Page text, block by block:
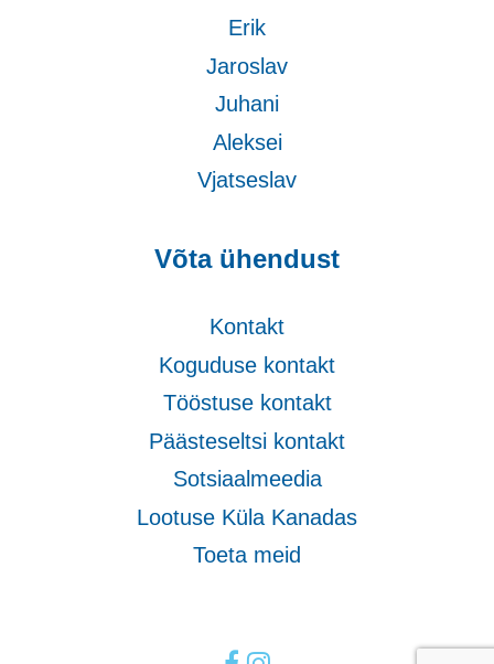
Erik
Jaroslav
Juhani
Aleksei
Vjatseslav
Võta ühendust
Kontakt
Koguduse kontakt
Tööstuse kontakt
Päästeseltsi kontakt
Sotsiaalmeedia
Lootuse Küla Kanadas
Toeta meid